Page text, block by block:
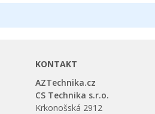
KONTAKT
AZTechnika.cz
CS Technika s.r.o.
Krkonošská 2912